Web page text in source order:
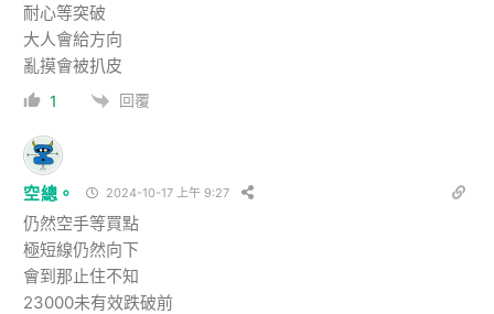
耐心等突破
大人會給方向
亂摸會被扒皮
1 回覆
空總。 2024-10-17 上午 9:27
仍然空手等買點
極短線仍然向下
會到那止住不知
23000未有效跌破前